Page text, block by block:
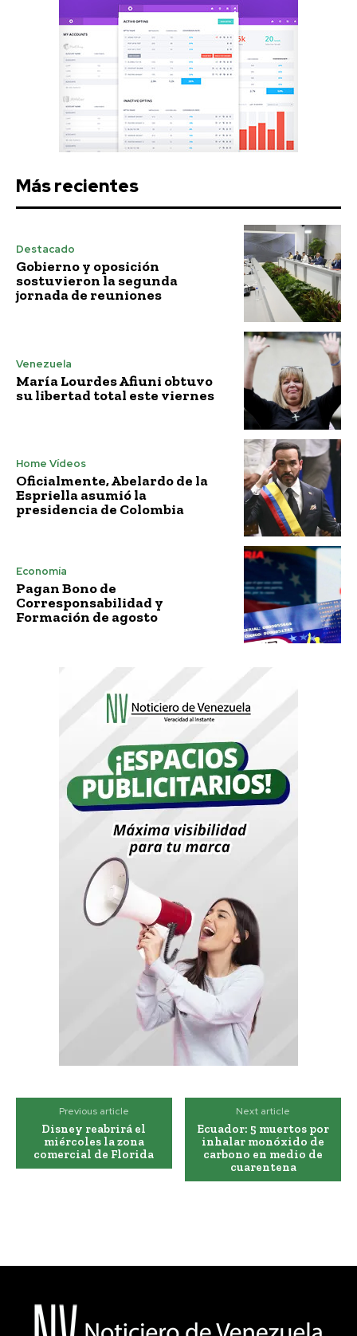
Más recientes
Destacado
Gobierno y oposición
sostuvieron la segunda
jornada de reuniones
Venezuela
María Lourdes Afiuni obtuvo
su libertad total este viernes
Home Vídeos
Oficialmente, Abelardo de la
Espriella asumió la
presidencia de Colombia
Economía
Pagan Bono de
Corresponsabilidad y
Formación de agosto
Previous article
Disney reabrirá el
miércoles la zona
comercial de Florida
Next article
Ecuador: 5 muertos por
inhalar monóxido de
carbono en medio de
cuarentena